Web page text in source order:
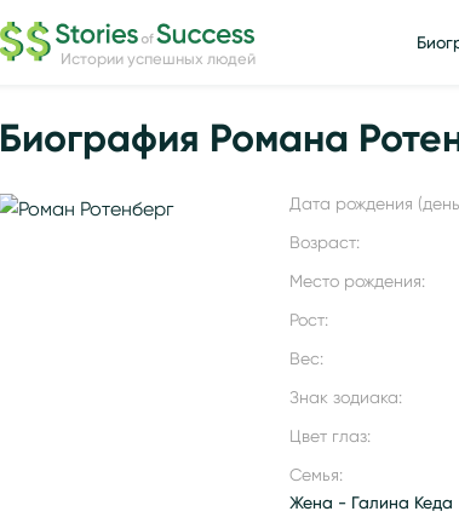
Истории успешных людей
Биография Романа
Дата рождения
Возраст:
Место рождения:
Рост:
Вес:
Знак зодиака:
Цвет глаз:
Семья:
Жена - Галина Кеда